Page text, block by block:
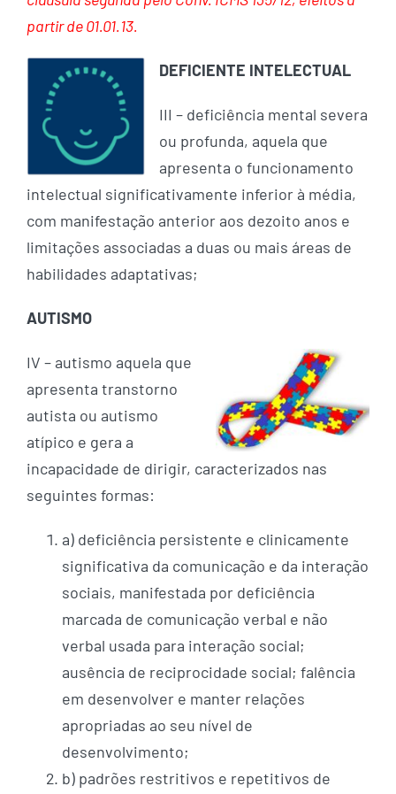
partir de 01.01.13.
DEFICIENTE INTELECTUAL
III – deficiência mental severa
ou profunda, aquela que
apresenta o funcionamento
intelectual significativamente inferior à média,
com manifestação anterior aos dezoito anos e
limitações associadas a duas ou mais áreas de
habilidades adaptativas;
AUTISMO
IV – autismo aquela que
apresenta transtorno
autista ou autismo
atípico e gera a
incapacidade de dirigir, caracterizados nas
seguintes formas:
a) deficiência persistente e clinicamente
significativa da comunicação e da interação
sociais, manifestada por deficiência
marcada de comunicação verbal e não
verbal usada para interação social;
ausência de reciprocidade social; falência
em desenvolver e manter relações
apropriadas ao seu nível de
desenvolvimento;
b) padrões restritivos e repetitivos de